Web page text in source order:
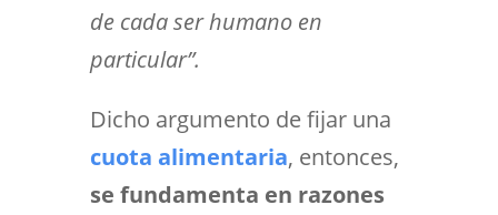
de cada ser humano en
particular”.
Dicho argumento de fijar una
cuota alimentaria, entonces,
se fundamenta en razones